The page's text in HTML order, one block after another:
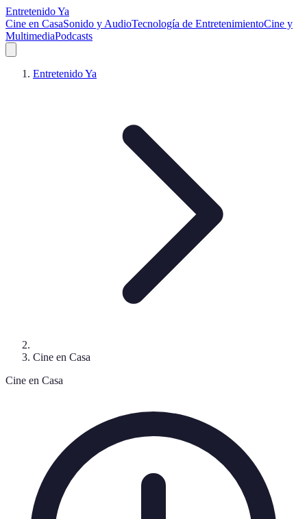
Entretenido Ya
Cine en CasaSonido y AudioTecnología de EntretenimientoCine y
MultimediaPodcasts
Entretenido Ya
Cine en Casa
Cine en Casa